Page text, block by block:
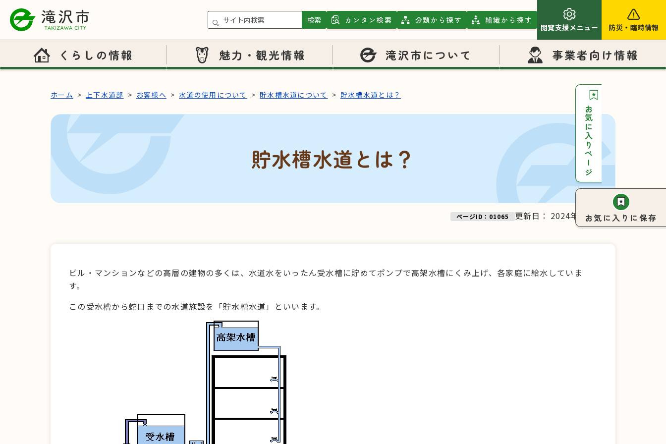
本文へスキップ
検索 カンタン検索 分類から探す 組織から探す
閲覧支援メニュー 防災 ・ 臨時情報
くらしの情報 魅力・観光情報 滝沢市について 事業者向け情報
お気に入りページ
お気に入りに保存
ホーム 上下水道部 お客様へ 水道の使用について 貯水槽水道について 貯水槽水道とは？
貯水槽水道とは？
ページID：01065 更新日： 2024年08月06日
ビル・マンションなどの高層の建物の多くは、水道水をいったん受水槽に貯めてポンプで高架水槽にくみ上げ、各家庭に給水していま
す。
この受水槽から蛇口までの水道施設を「貯水槽水道」といいます。